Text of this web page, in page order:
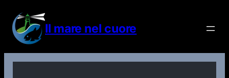
contenuto
Il mare nel cuore